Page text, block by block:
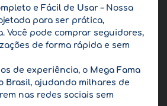
e Fácil de Usar – Nossa
para ser prática,
Você pode comprar seguidores,
de forma rápida e sem
de experiência, o Mega Fama
Brasil, ajudando milhares de
nas redes sociais sem